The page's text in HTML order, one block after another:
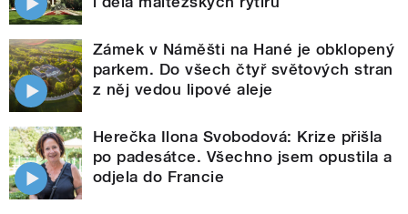
Zámek v Náměšti na Hané je obklopený
parkem. Do všech čtyř světových stran
z něj vedou lipové aleje
Herečka Ilona Svobodová: Krize přišla
po padesátce. Všechno jsem opustila a
odjela do Francie